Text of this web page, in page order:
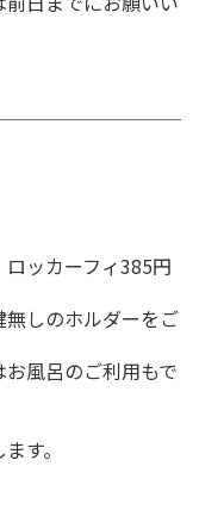
ッカーフィ385円
しのホルダーをご
風呂のご利用もで
す。